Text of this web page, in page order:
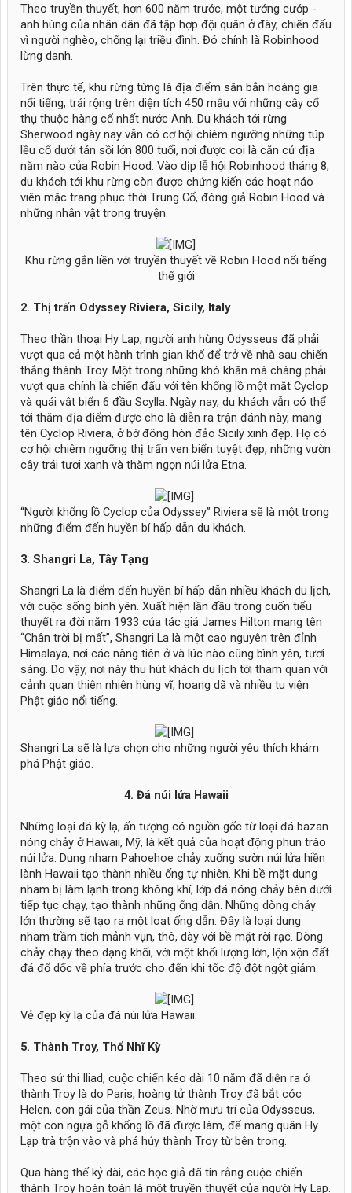
Theo truyền thuyết, hơn 600 năm trước, một tướng cướp -
anh hùng của nhân dân đã tập hợp đội quân ở đây, chiến đấu
vì người nghèo, chống lại triều đình. Đó chính là Robinhood
lừng danh.
Trên thực tế, khu rừng từng là địa điểm săn bắn hoàng gia
nổi tiếng, trải rộng trên diện tích 450 mẫu với những cây cổ
thụ thuộc hàng cổ nhất nước Anh. Du khách tới rừng
Sherwood ngày nay vẫn có cơ hội chiêm ngưỡng những túp
lều cổ dưới tán sồi lớn 800 tuổi, nơi được coi là căn cứ địa
năm nào của Robin Hood. Vào dịp lễ hội Robinhood tháng 8,
du khách tới khu rừng còn được chứng kiến các hoạt náo
viên mặc trang phục thời Trung Cổ, đóng giả Robin Hood và
những nhân vật trong truyện.
Khu rừng gắn liền với truyền thuyết về Robin Hood nổi tiếng
thế giới
2. Thị trấn Odyssey Riviera, Sicily, Italy
Theo thần thoại Hy Lạp, người anh hùng Odysseus đã phải
vượt qua cả một hành trình gian khổ để trở về nhà sau chiến
thắng thành Troy. Một trong những khó khăn mà chàng phải
vượt qua chính là chiến đấu với tên khổng lồ một mắt Cyclop
và quái vật biển 6 đầu Scylla. Ngày nay, du khách vẫn có thể
tới thăm địa điểm được cho là diễn ra trận đánh này, mang
tên Cyclop Riviera, ở bờ đông hòn đảo Sicily xinh đẹp. Họ có
cơ hội chiêm ngưỡng thị trấn ven biển tuyệt đẹp, những vườn
cây trái tươi xanh và thăm ngọn núi lửa Etna.
“Người khổng lồ Cyclop của Odyssey” Riviera sẽ là một trong
những điểm đến huyền bí hấp dẫn du khách.
3. Shangri La, Tây Tạng
Shangri La là điểm đến huyền bí hấp dẫn nhiều khách du lịch,
với cuộc sống bình yên. Xuất hiện lần đầu trong cuốn tiểu
thuyết ra đời năm 1933 của tác giả James Hilton mang tên
“Chân trời bị mất”, Shangri La là một cao nguyên trên đỉnh
Himalaya, nơi các nàng tiên ở và lúc nào cũng bình yên, tươi
sáng. Do vậy, nơi này thu hút khách du lịch tới tham quan với
cảnh quan thiên nhiên hùng vĩ, hoang dã và nhiều tu viện
Phật giáo nổi tiếng.
Shangri La sẽ là lựa chọn cho những người yêu thích khám
phá Phật giáo.
4. Đá núi lửa Hawaii
Những loại đá kỳ lạ, ấn tượng có nguồn gốc từ loại đá bazan
nóng chảy ở Hawaii, Mỹ, là kết quả của hoạt động phun trào
núi lửa. Dung nham Pahoehoe chảy xuống sườn núi lửa hiền
lành Hawaii tạo thành nhiều ống tự nhiên. Khi bề mặt dung
nham bị làm lạnh trong không khí, lớp đá nóng chảy bên dưới
tiếp tục chạy, tạo thành những ống dẫn. Những dòng chảy
lớn thường sẽ tạo ra một loạt ống dẫn. Đây là loại dung
nham trầm tích mảnh vụn, thô, dày với bề mặt rời rạc. Dòng
chảy chạy theo dạng khối, với một khối lượng lớn, lộn xộn đất
đá đổ dốc về phía trước cho đến khi tốc độ đột ngột giảm.
Vẻ đẹp kỳ lạ của đá núi lửa Hawaii.
5. Thành Troy, Thổ Nhĩ Kỳ
Theo sử thi Iliad, cuộc chiến kéo dài 10 năm đã diễn ra ở
thành Troy là do Paris, hoàng tử thành Troy đã bắt cóc
Helen, con gái của thần Zeus. Nhờ mưu trí của Odysseus,
một con ngựa gỗ khổng lồ đã được làm, để mang quân Hy
Lạp trà trộn vào và phá hủy thành Troy từ bên trong.
Qua hàng thế kỷ dài, các học giả đã tin rằng cuộc chiến
thành Troy hoàn toàn là một truyền thuyết của người Hy Lạp.